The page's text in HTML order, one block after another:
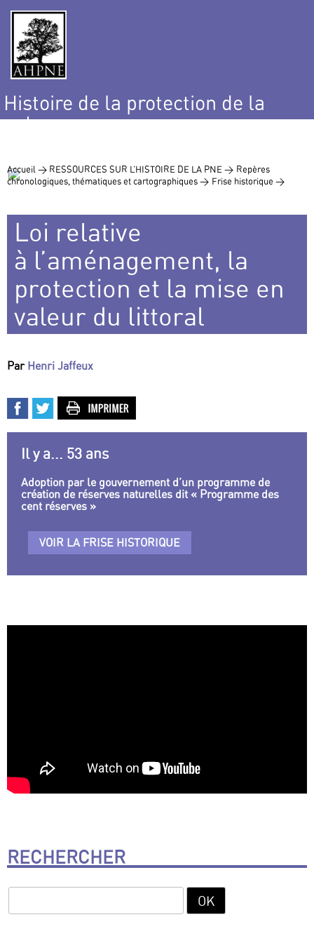
Histoire de la protection de la
nature
Accueil > RESSOURCES SUR L’HISTOIRE DE LA PNE > Repères
chronologiques, thématiques et cartographiques > Frise historique >
Loi relative
à l’aménagement, la
protection et la mise en
valeur du littoral
Par Henri Jaffeux
Il y a... 53 ans
Adoption par le gouvernement d’un programme de
création de réserves naturelles dit « Programme des
cent réserves »
VOIR LA FRISE HISTORIQUE
RECHERCHER